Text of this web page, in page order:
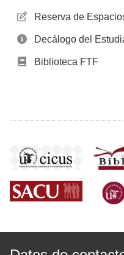
Reserva de
Decálogo del
Biblioteca FTF